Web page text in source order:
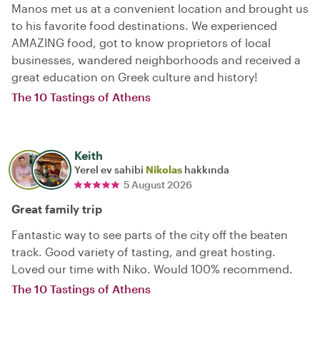
Manos met us at a convenient location and brought us
to his favorite food destinations. We experienced
AMAZING food, got to know proprietors of local
businesses, wandered neighborhoods and received a
great education on Greek culture and history!
The 10 Tastings of Athens
Keith
Yerel ev sahibi Nikolas hakkında
5 August 2026
Great family trip
Fantastic way to see parts of the city off the beaten
track. Good variety of tasting, and great hosting.
Loved our time with Niko. Would 100% recommend.
The 10 Tastings of Athens